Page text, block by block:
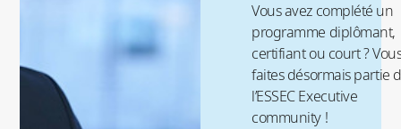
Vous avez complété un
programme diplômant,
certifiant ou court ?
faites désormais partie
l’ESSEC Executive
community !